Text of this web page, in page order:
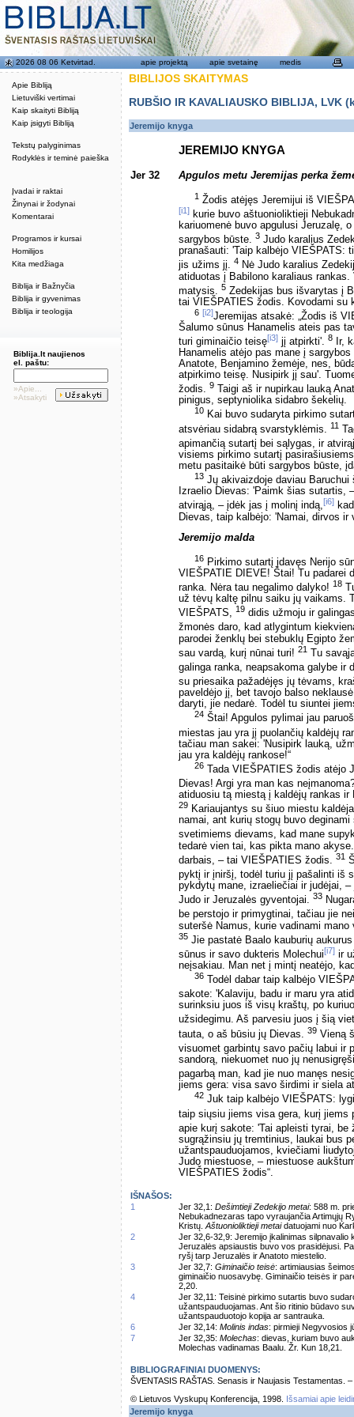
Apie Bibliją
Lietuviški vertimai
Kaip skaityti Bibliją
Kaip įsigyti Bibliją
Tekstų palyginimas
Rodyklės ir teminė paieška
Įvadai ir raktai
Žinynai ir žodynai
Komentarai
Programos ir kursai
Homilijos
Kita medžiaga
Biblija ir Bažnyčia
Biblija ir gyvenimas
Biblija ir teologija
2026 08 06 Ketvirtad. apie projektą apie svetainę medis
Biblija.lt naujienos
el. paštu:
»Apie...
»Atsakyti
BIBLIJOS SKAITYMAS
RUBŠIO IR KAVALIAUSKO BIBLIJA,
Jeremijo knyga
JEREMIJO KNYGA
Jer 32 Apgulos metu Jeremijas perka
1 Žodis atėjęs Jeremijui iš
[i1] kurie buvo aštuonioliktieji
kariuomenė buvo apgulusi Jeruzalę,
sargybos būste. 3 Judo karalius
pranašauti: 'Taip kalbėjo VIEŠPATS:
jis užims jį. 4 Nė Judo karalius
atiduotas į Babilono karaliaus
matysis. 5 Zedekijas bus išvarytas į
tai VIEŠPATIES žodis. Kovodami su
6 [i2]Jeremijas atsakė: „Žodis iš
Šalumo sūnus Hanamelis ateis pas
turi giminaičio teisę[i3] jį atpirkti'. 8 Ir,
Hanamelis atėjo pas mane į
Anatote, Benjamino žemėje, nes,
atpirkimo teisę. Nusipirk jį sau'.
žodis. 9 Taigi aš ir nupirkau lauką
pinigus, septyniolika sidabro šekelių.
10 Kai buvo sudaryta pirkimo
atsvėriau sidabrą svarstyklėmis. 11
apimančią sutartį bei sąlygas, ir
visiems pirkimo sutartį
metu pasitaikė būti sargybos būste,
13 Jų akivaizdoje daviau
Izraelio Dievas: 'Paimk šias sutartis,
atvirąją, – įdėk jas į molinį indą,[i6]
Dievas, taip kalbėjo: 'Namai, dirvos
Jeremijo malda
16 Pirkimo sutartį įdavęs Nerijo
VIEŠPATIE DIEVE! Štai! Tu padarei
ranka. Nėra tau negalimo dalyko! 18
už tėvų kaltę pilnu saiku jų vaikams.
VIEŠPATS, 19 didis užmoju ir
žmonės daro, kad atlygintum
parodei ženklų bei stebuklų Egipto
sau vardą, kurį nūnai turi! 21
Tu
galinga ranka, neapsakoma galybe ir
su priesaika pažadėjęs jų tėvams,
paveldėjo jį, bet tavojo balso
daryti, jie nedarė. Todėl tu siuntei
24 Štai! Apgulos pylimai jau
miestas jau yra jį puolančių kaldėjų
tačiau man sakei: 'Nusipirk lauką,
jau yra kaldėjų rankose!“
26 Tada VIEŠPATIES žodis atėjo
Dievas! Argi yra man kas
atiduosiu tą miestą į kaldėjų rankas
29 Kariaujantys su šiuo miestu
namai, ant kurių stogų buvo
svetimiems dievams, kad mane
tedarė vien tai, kas pikta mano
darbais, – tai VIEŠPATIES žodis. 31
pyktį ir įniršį, todėl turiu jį pašalinti iš
pykdytų mane, izraeliečiai ir judėjai,
Judo ir Jeruzalės gyventojai. 33
be perstojo ir primygtinai, tačiau jie
suteršė Namus, kurie vadinami
35 Jie pastatė Baalo kauburių
sūnus ir savo dukteris Molechui[i7] ir
neįsakiau. Man net į mintį neatėjo,
36 Todėl dabar taip kalbėjo
sakote: 'Kalaviju, badu ir maru yra
surinksiu juos iš visų kraštų, po
užsidegimu. Aš parvesiu juos į šią
tauta, o aš būsiu jų Dievas. 39 Vieną
visuomet garbintų savo pačių labui ir
sandorą, niekuomet nuo jų
pagarbą man, kad jie nuo manęs
jiems gera: visa savo širdimi ir siela
42 Juk taip kalbėjo VIEŠPATS:
taip siųsiu jiems visa gera, kurį jiems
apie kurį sakote: 'Tai apleisti tyrai,
sugrąžinsiu jų tremtinius, laukai bus
užantspauduojamos, kviečiami
Judo miestuose, – miestuose
VIEŠPATIES žodis“.
IŠNAŠOS:
1
Jer 32,1: Dešimtieji Zedekijo metai: 588 m.
Nebukadnezaras tapo vyraujančia Artimųjų
Kristų. Aštuonioliktieji metaidatuojami nuo
2
Jer 32,6-32,9: Jeremijo įkalinimas
Jeruzalės apsiaustis buvo vos prasidėjusi.
ryšį tarp Jeruzalės ir Anatoto miestelio.
3
Jer 32,7: Giminaičio teisė: artimiausias
giminaičio nuosavybę. Giminaičio teisės ir
2,20.
4
Jer 32,11: Teisinė pirkimo sutartis buvo
užantspauduojamas. Ant šio ritinio būdavo
užantspauduotojo kopija ar santrauka.
6
Jer 32,14: Molinis indas: pirmieji Negyvosios
7
Jer 32,35: Molechas: dievas, kuriam buvo
Molechas vadinamas Baalu. Žr. Kun 18,21.
BIBLIOGRAFINIAI DUOMENYS:
ŠVENTASIS RAŠTAS. Senasis ir Naujasis Testamentas.
© Lietuvos Vyskupų Konferencija, 1998.
Išsamiai apie
Jeremijo knyga